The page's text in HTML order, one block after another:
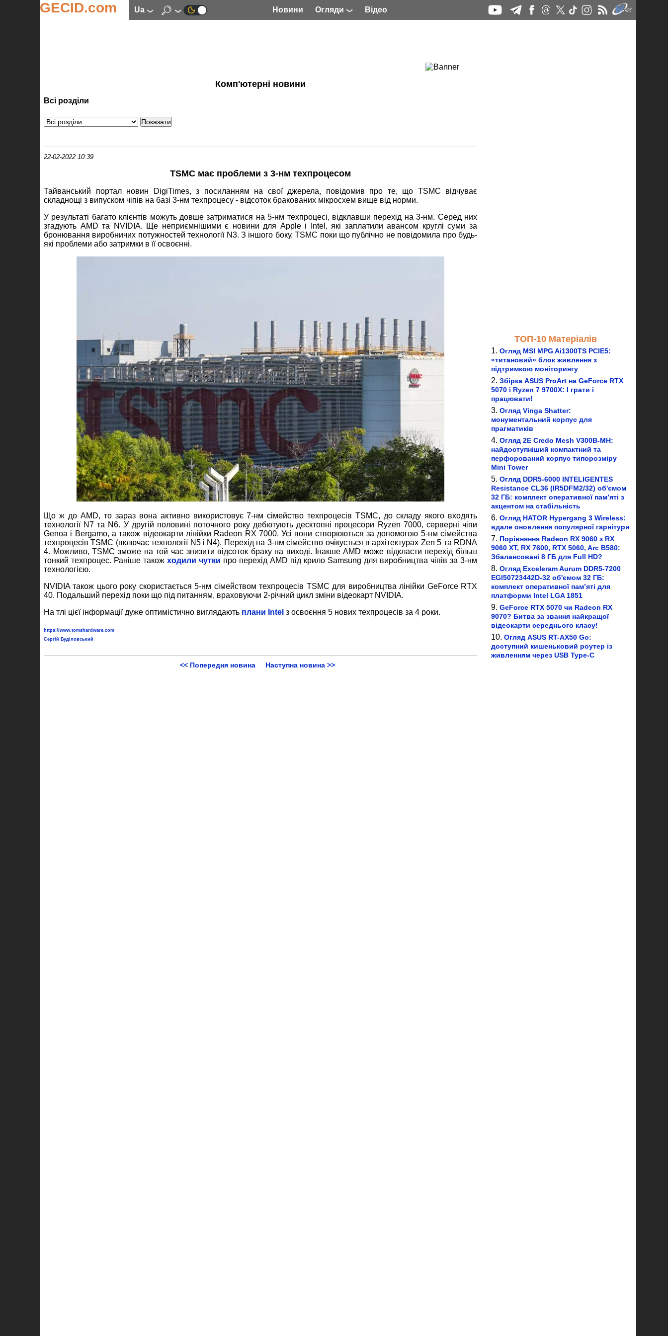
GECID.com ua Новини Огляди Відео
Комп'ютерні новини
Всі розділи
22-02-2022 10:39
TSMC має проблеми з 3-нм техпроцесом
Тайванський портал новин DigiTimes, з посиланням на свої джерела, повідомив про те, що TSMC відчуває
складнощі з випуском чіпів на базі 3-нм техпроцесу - відсоток бракованих мікросхем вище від норми.
У результаті багато клієнтів можуть довше затриматися на 5-нм техпроцесі, відклавши перехід на 3-нм. Серед них
згадують AMD та NVIDIA. Ще неприємнішими є новини для Apple і Intel, які заплатили авансом круглі суми за
бронювання виробничих потужностей технології N3. З іншого боку, TSMC поки що публічно не повідомила про будь-
які проблеми або затримки в її освоєнні.
Що ж до AMD, то зараз вона активно використовує 7-нм сімейство техпроцесів TSMC, до складу якого входять
технології N7 та N6. У другій половині поточного року дебютують десктопні процесори Ryzen 7000, серверні чіпи
Genoa і Bergamo, а також відеокарти лінійки Radeon RX 7000. Усі вони створюються за допомогою 5-нм сімейства
техпроцесів TSMC (включає технології N5 і N4). Перехід на 3-нм сімейство очікується в архітектурах Zen 5 та RDNA
4. Можливо, TSMC зможе на той час знизити відсоток браку на виході. Інакше AMD може відкласти перехід більш
тонкий техпроцес. Раніше також ходили чутки про перехід AMD під крило Samsung для виробництва чіпів за 3-нм
технологією.
NVIDIA також цього року скористається 5-нм сімейством техпроцесів TSMC для виробництва лінійки GeForce RTX
40. Подальший перехід поки що під питанням, враховуючи 2-річний цикл зміни відеокарт NVIDIA.
На тлі цієї інформації дуже оптимістично виглядають плани Intel з освоєння 5 нових техпроцесів за 4 роки.
https://www.tomshardware.com
Сергій Буділовський
<< Попередня новина Наступна новина >>
ТОП-10 Матеріалів
Огляд MSI MPG Ai1300TS PCIE5:
«титановий» блок живлення з
підтримкою моніторингу
Збірка ASUS ProArt на GeForce RTX
5070 і Ryzen 7 9700X: І грати і
працювати!
Огляд Vinga Shatter:
монументальний корпус для
прагматиків
Огляд 2E Credo Mesh V300B-MH:
найдоступніший компактний та
перфорований корпус типорозміру
Mini Tower
Огляд DDR5-6000 INTELIGENTES
Resistance CL36 (IR5DFM2/32) об'ємом
32 ГБ: комплект оперативної пам’яті з
акцентом на стабільність
Огляд HATOR Hypergang 3 Wireless:
вдале оновлення популярної гарнітури
Порівняння Radeon RX 9060 з RX
9060 XT, RX 7600, RTX 5060, Arc B580:
Збалансовані 8 ГБ для Full HD?
Огляд Exceleram Aurum DDR5-7200
EGI50723442D-32 об'ємом 32 ГБ:
комплект оперативної пам’яті для
платформи Intel LGA 1851
GeForce RTX 5070 чи Radeon RX
9070? Битва за звання найкращої
відеокарти середнього класу!
Огляд ASUS RT-AX50 Go:
доступний кишеньковий роутер із
живленням через USB Type-C